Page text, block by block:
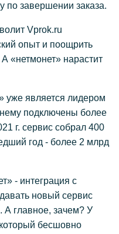
по завершении заказа.
Vprok.ru
опыт и поощрить
«нетмонет» нарастит
уже является лидером
подключены более
г. сервис собрал 400
год - более 2 млрд
- интеграция с
новый сервис
А главное, зачем? У
бесшовно